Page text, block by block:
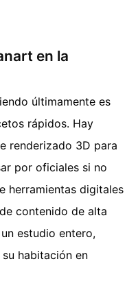
en la
últimamente es
rápidos. Hay
renderizado 3D para
por oficiales si no
herramientas digitales
contenido de alta
estudio entero,
habitación en